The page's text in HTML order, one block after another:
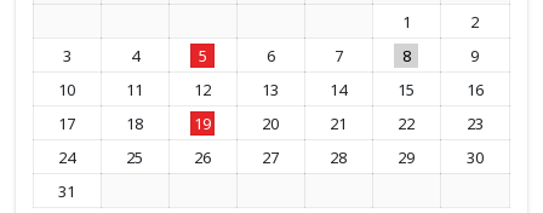
1
2
3
4 5 6 7 8
9
10
11 12 13 14 15
16
17
18 19 20 21 22
23
24
25 26 27 28 29
30
31